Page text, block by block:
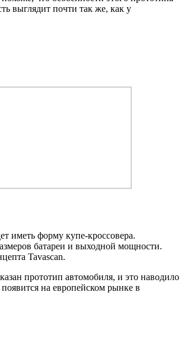
выглядит почти так же, как у
иметь форму купе-кроссовера.
батареи и выходной мощности.
Tavascan.
прототип автомобиля, и это наводило
на европейском рынке в